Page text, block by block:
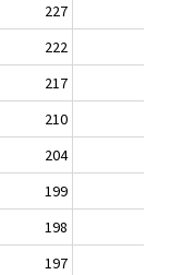
227
222
217
210
204
199
198
197